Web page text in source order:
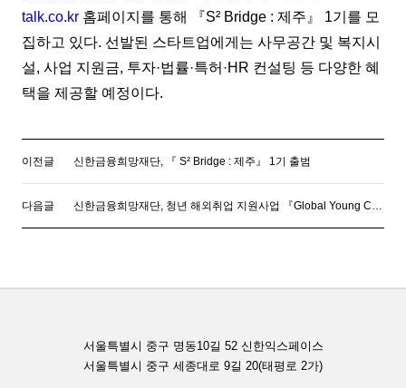
talk.co.kr 홈페이지를 통해 『S² Bridge : 제주』 1기를 모
집하고 있다. 선발된 스타트업에게는 사무공간 및 복지시
설, 사업 지원금, 투자·법률·특허·HR 컨설팅 등 다양한 혜
택을 제공할 예정이다.
이전글 신한금융희망재단, 『 S² Bridge : 제주』 1기 출범
다음글 신한금융희망재단, 청년 해외취업 지원사업 『Global Young Challenger』 3기 모집
서울특별시 중구 명동10길 52 신한익스페이스
서울특별시 중구 세종대로 9길 20(태평로 2가)